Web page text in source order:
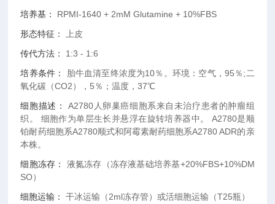
培养基：
RPMI-1640 + 2mM Glutamine + 10%FBS
形态特征：
上皮
传代方法：
1:3 - 1:6
培养条件：
胎牛血清至终浓度为10％。环境：空气，95％;二
氧化碳（CO2），5％；温度，37℃
细胞描述：
A2780人卵巢癌细胞系来自未治疗患者的肿瘤组
织。 细胞作为单层生长并悬浮在旋转培养器中。 A2780是顺
铂耐药细胞系A2780顺式和阿霉素耐药细胞系A2780 ADR的亲
本株。
细胞冻存：
液氮冻存（冻存液基础培养基+20%FBS+10%DM
SO）
细胞运输：
干冰运输（2ml冻存管）或活细胞运输（T25瓶）